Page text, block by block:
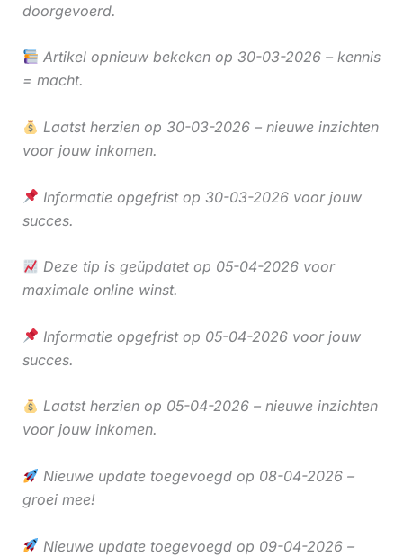
doorgevoerd.
Artikel opnieuw bekeken op 30-03-2026 – kennis
= macht.
Laatst herzien op 30-03-2026 – nieuwe inzichten
voor jouw inkomen.
Informatie opgefrist op 30-03-2026 voor jouw
succes.
Deze tip is geüpdatet op 05-04-2026 voor
maximale online winst.
Informatie opgefrist op 05-04-2026 voor jouw
succes.
Laatst herzien op 05-04-2026 – nieuwe inzichten
voor jouw inkomen.
Nieuwe update toegevoegd op 08-04-2026 –
groei mee!
Nieuwe update toegevoegd op 09-04-2026 –